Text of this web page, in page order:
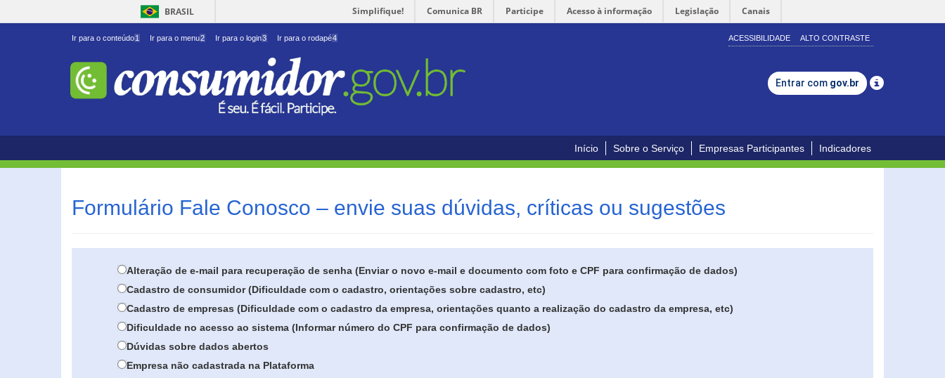
BRASIL Simplifique! Comunica BR Participe Acesso à informação Legislação Canais
Ir para o conteúdo1 Ir para o menu2 Ir para o login3 Ir para o rodapé4 ACESSIBILIDADE ALTO CONTRASTE
Entrar com gov.br
Início Sobre o Serviço Empresas Participantes Indicadores
Formulário Fale Conosco – envie suas dúvidas, críticas ou sugestões
Alteração de e-mail para recuperação de senha (Enviar o novo e-mail e documento com foto e CPF para confirmação de dados)
Cadastro de consumidor (Dificuldade com o cadastro, orientações sobre cadastro, etc)
Cadastro de empresas (Dificuldade com o cadastro da empresa, orientações quanto a realização do cadastro da empresa, etc)
Dificuldade no acesso ao sistema (Informar número do CPF para confirmação de dados)
Dúvidas sobre dados abertos
Empresa não cadastrada na Plataforma